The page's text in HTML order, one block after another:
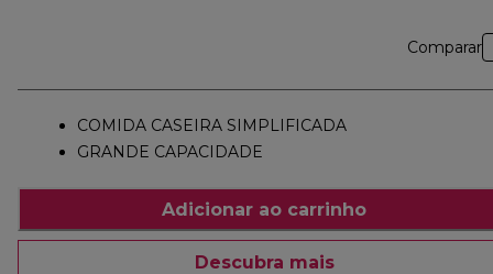
Comparar
COMIDA CASEIRA SIMPLIFICADA
GRANDE CAPACIDADE
Adicionar ao carrinho
Descubra mais